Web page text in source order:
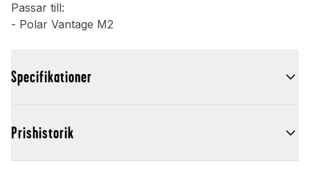
Passar till:
- Polar Vantage M2
Specifikationer
Prishistorik